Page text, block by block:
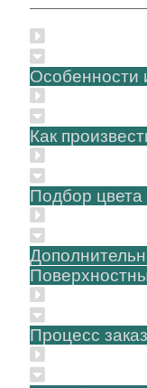
Особенности
Как
Подбор цвета
Процесс